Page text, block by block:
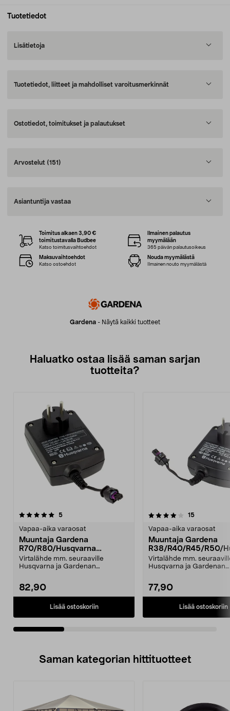
Tuotetiedot
Lisätietoja
Tuotetiedot, liitteet ja mahdolliset varoitusmerkinnät
Ostotiedot, toimitukset ja palautukset
Arvostelut (151)
Asiantuntija vastaa
Gardena - Näytä kaikki tuotteet
Toimitus alkaen 3,90 €
toimitustavalla Budbee
Katso toimitusvaihtoehdot
Ilmainen palautus
myymälään
365 päivän palautusoikeus
Maksuvaihtoehdot
Katso ostoehdot
Nouda myymälästä
Ilmainen nouto myymälästä
Haluatko ostaa lisää saman sarjan
tuotteita?
5arvostelut
Vapaa-aika varaosat
Muuntaja Gardena
R70/R80/Husqvarna
Automower 308
Virtalähde mm. seuraaville
Husqvarna ja Gardenan
82,90
Lisää ostoskoriin
4.0viidestä
15arvostelut
Vapaa-aika varaosat
Muuntaja Gardena
R38/R40/R45/R50/
na Automower 305
Virtalähde mm.
Husqvarna ja Gardenan
77,90
Lisää ostoskoriin
4.5viidestä
Saman kategorian hittituotteet